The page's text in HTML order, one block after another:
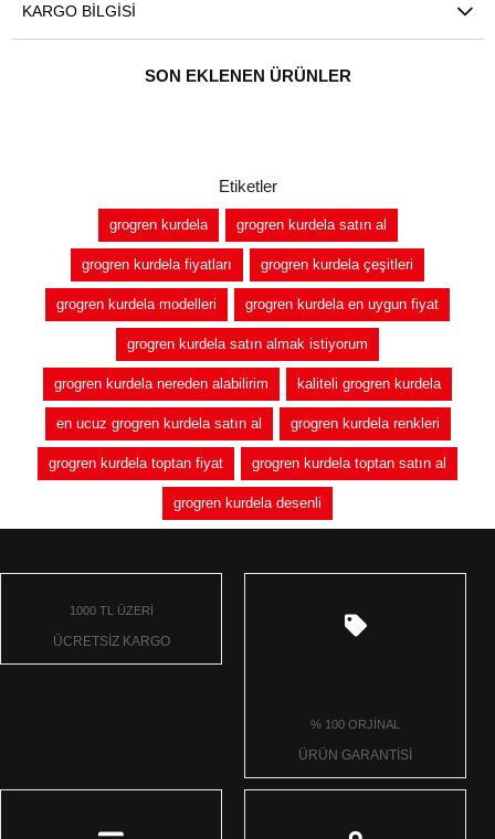
KARGO BILGISI
SON EKLENEN ÜRÜNLER
Etiketler
grogren kurdela grogren kurdela satın al
grogren kurdela fiyatları grogren kurdela çeşitleri
grogren kurdela modelleri grogren kurdela en uygun fiyat
grogren kurdela satın almak istiyorum
grogren kurdela nereden alabilirim kaliteli grogren kurdela
en ucuz grogren kurdela satın al grogren kurdela renkleri
grogren kurdela toptan fiyat grogren kurdela toptan satın al
grogren kurdela desenli
1000 TL ÜZERİ
ÜCRETSİZ KARGO
% 100 ORJİNAL
ÜRÜN GARANTİSİ